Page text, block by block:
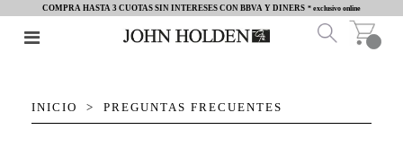
COMPRA HASTA 3 CUOTAS SIN INTERESES CON BBVA Y DINERS * exclusivo online
INICIO PREGUNTAS FRECUENTES